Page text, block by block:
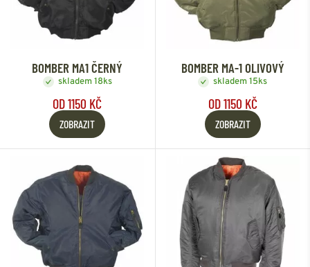
BOMBER MA1 ČERNÝ
skladem 18ks
OD 1150 KČ
ZOBRAZIT
BOMBER MA-1 OLIVOVÝ
skladem 15ks
OD 1150 KČ
ZOBRAZIT